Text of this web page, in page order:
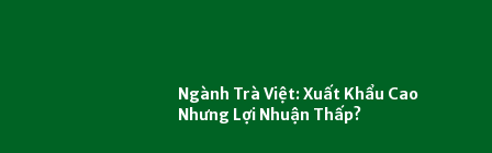
Ngành Trà Việt: Xuất Khẩu Cao
Nhưng Lợi Nhuận Thấp?